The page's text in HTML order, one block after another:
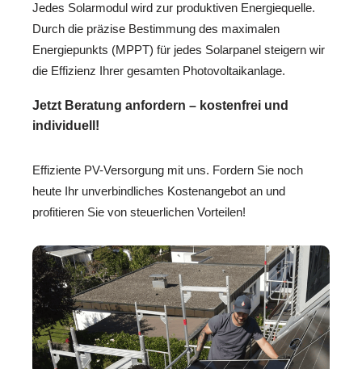
Jedes Solarmodul wird zur produktiven Energiequelle.
Durch die präzise Bestimmung des maximalen
Energiepunkts (MPPT) für jedes Solarpanel steigern wir
die Effizienz Ihrer gesamten Photovoltaikanlage.
Jetzt Beratung anfordern – kostenfrei und
individuell!
Effiziente PV-Versorgung mit uns. Fordern Sie noch
heute Ihr unverbindliches Kostenangebot an und
profitieren Sie von steuerlichen Vorteilen!